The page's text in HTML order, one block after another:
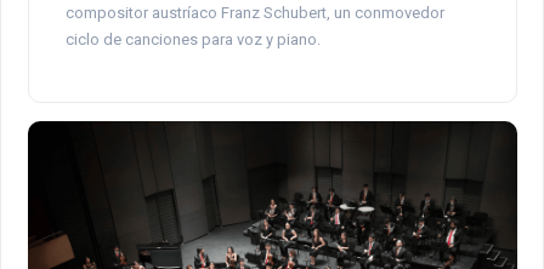
compositor austríaco Franz Schubert, un conmovedor
ciclo de canciones para voz y piano.